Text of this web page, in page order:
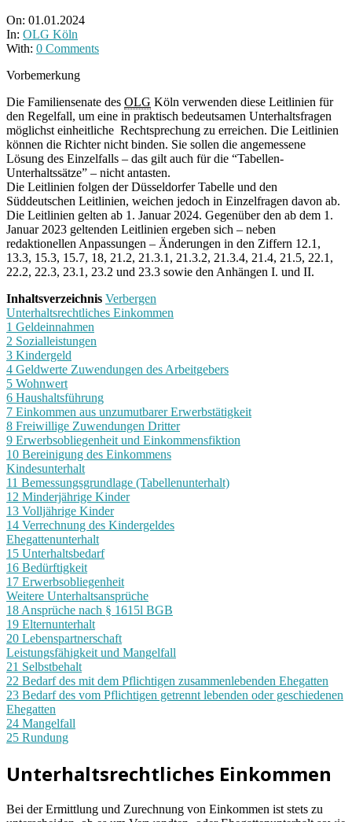
On: 01.01.2024
In: OLG Köln
With: 0 Comments
Vorbemerkung
Die Familiensenate des OLG Köln verwenden diese Leitlinien für
den Regelfall, um eine in praktisch bedeutsamen Unterhaltsfragen
möglichst einheitliche Rechtsprechung zu erreichen. Die Leitlinien
können die Richter nicht binden. Sie sollen die angemessene
Lösung des Einzelfalls – das gilt auch für die “Tabellen-
Unterhaltssätze” – nicht antasten.
Die Leitlinien folgen der Düsseldorfer Tabelle und den
Süddeutschen Leitlinien, weichen jedoch in Einzelfragen davon ab.
Die Leitlinien gelten ab 1. Januar 2024. Gegenüber den ab dem 1.
Januar 2023 geltenden Leitlinien ergeben sich – neben
redaktionellen Anpassungen – Änderungen in den Ziffern 12.1,
13.3, 15.3, 15.7, 18, 21.2, 21.3.1, 21.3.2, 21.3.4, 21.4, 21.5, 22.1,
22.2, 22.3, 23.1, 23.2 und 23.3 sowie den Anhängen I. und II.
Inhaltsverzeichnis Verbergen
Unterhaltsrechtliches Einkommen
1 Geldeinnahmen
2 Sozialleistungen
3 Kindergeld
4 Geldwerte Zuwendungen des Arbeitgebers
5 Wohnwert
6 Haushaltsführung
7 Einkommen aus unzumutbarer Erwerbstätigkeit
8 Freiwillige Zuwendungen Dritter
9 Erwerbsobliegenheit und Einkommensfiktion
10 Bereinigung des Einkommens
Kindesunterhalt
11 Bemessungsgrundlage (Tabellenunterhalt)
12 Minderjährige Kinder
13 Volljährige Kinder
14 Verrechnung des Kindergeldes
Ehegattenunterhalt
15 Unterhaltsbedarf
16 Bedürftigkeit
17 Erwerbsobliegenheit
Weitere Unterhaltsansprüche
18 Ansprüche nach § 1615l BGB
19 Elternunterhalt
20 Lebenspartnerschaft
Leistungsfähigkeit und Mangelfall
21 Selbstbehalt
22 Bedarf des mit dem Pflichtigen zusammenlebenden Ehegatten
23 Bedarf des vom Pflichtigen getrennt lebenden oder geschiedenen
Ehegatten
24 Mangelfall
25 Rundung
Unterhaltsrechtliches Einkommen
Bei der Ermittlung und Zurechnung von Einkommen ist stets zu